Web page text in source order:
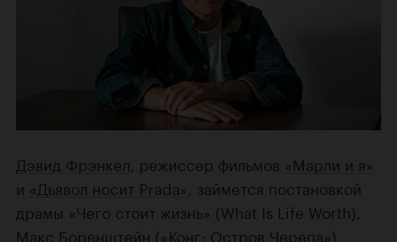
Дэвид Фрэнкел , режиссер фильмов «Марли и я»
и «Дьявол носит Prada» , займется постановкой
драмы «Чего стоит жизнь» (What Is Life Worth).
Макс Боренштейн («Конг: Остров Черепа»)